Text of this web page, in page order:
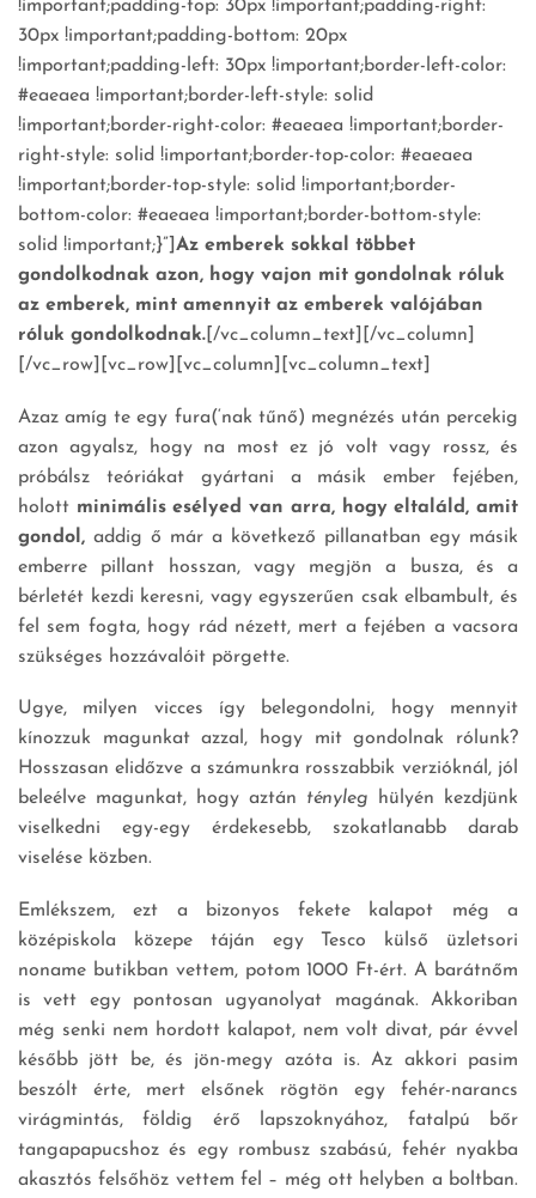
!important;padding-top: 30px !important;padding-right:
30px !important;padding-bottom: 20px
!important;padding-left: 30px !important;border-left-color:
#eaeaea !important;border-left-style: solid
!important;border-right-color: #eaeaea !important;border-
right-style: solid !important;border-top-color: #eaeaea
!important;border-top-style: solid !important;border-
bottom-color: #eaeaea !important;border-bottom-style:
solid !important;}”] Az emberek sokkal többet
gondolkodnak azon, hogy vajon mit gondolnak róluk
az emberek, mint amennyit az emberek valójában
róluk gondolkodnak. [/vc_column_text][/vc_column]
[/vc_row][vc_row][vc_column][vc_column_text]
Azaz amíg te egy fura(‘nak tűnő) megnézés után percekig
azon agyalsz, hogy na most ez jó volt vagy rossz, és
próbálsz teóriákat gyártani a másik ember fejében,
holott minimális esélyed van arra, hogy eltaláld, amit
gondol, addig ő már a következő pillanatban egy másik
emberre pillant hosszan, vagy megjön a busza, és a
bérletét kezdi keresni, vagy egyszerűen csak elbambult, és
fel sem fogta, hogy rád nézett, mert a fejében a vacsora
szükséges hozzávalóit pörgette.
Ugye, milyen vicces így belegondolni, hogy mennyit
kínozzuk magunkat azzal, hogy mit gondolnak rólunk?
Hosszasan elidőzve a számunkra rosszabbik verzióknál, jól
beleélve magunkat, hogy aztán tényleg hülyén kezdjünk
viselkedni egy-egy érdekesebb, szokatlanabb darab
viselése közben.
Emlékszem, ezt a bizonyos fekete kalapot még a
középiskola közepe táján egy Tesco külső üzletsori
noname butikban vettem, potom 1000 Ft-ért. A barátnőm
is vett egy pontosan ugyanolyat magának. Akkoriban
még senki nem hordott kalapot, nem volt divat, pár évvel
később jött be, és jön-megy azóta is. Az akkori pasim
beszólt érte, mert elsőnek rögtön egy fehér-narancs
virágmintás, földig érő lapszoknyához, fatalpú bőr
tangapapucshoz és egy rombusz szabású, fehér nyakba
akasztós felsőhöz vettem fel – még ott helyben a boltban.